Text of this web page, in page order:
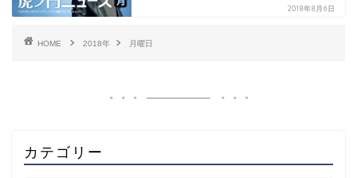
2018年8月6日
HOME 2018年 月曜日
カテゴリー